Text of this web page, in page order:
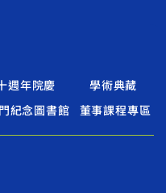
週年院慶
學術典藏
紀念圖書館
董事課程專區